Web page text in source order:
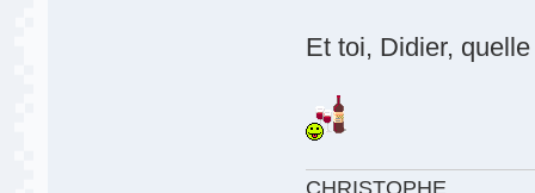
Et toi, Didier,
CHRISTOPHE